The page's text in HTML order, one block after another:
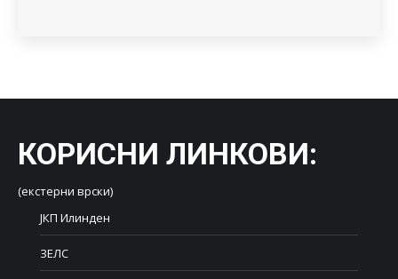
КОРИСНИ ЛИНКОВИ:
(екстерни врски)
ЈКП Илинден
ЗЕЛС